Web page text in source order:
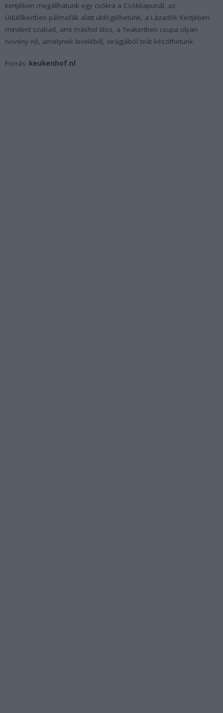
kertjében megállhatunk egy csókra a Csókkapunál, az
Üdülőkertben pálmafák alatt üldögélhetünk, a Lázadók Kertjében
mindent szabad, ami máshol tilos, a Teakertben csupa olyan
növény nő, amelynek leveléből, virágjából teát készíthetünk.
Forrás: keukenhof.nl